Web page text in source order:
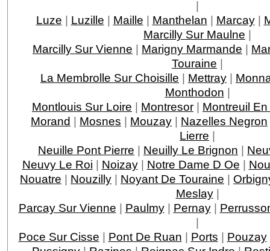
|
Luze | Luzille | Maille | Manthelan | Marcay|
Marcilly Sur Maulne |
Marcilly Sur Vienne | Marigny Marmande |
Touraine |
La Membrolle Sur Choisille | Mettray |
Monthodon |
Montlouis Sur Loire | Montresor | Montreuil
Morand | Mosnes | Mouzay | Nazelles Negron
Lierre |
Neuille Pont Pierre | Neuilly Le Brignon |
Neuvy Le Roi | Noizay| Notre Dame D Oe |
Nouatre | Nouzilly | Noyant De Touraine |
Meslay|
Parcay Sur Vienne | Paulmy| Pernay|
|
Poce Sur Cisse | Pont De Ruan | Ports | Pouzay